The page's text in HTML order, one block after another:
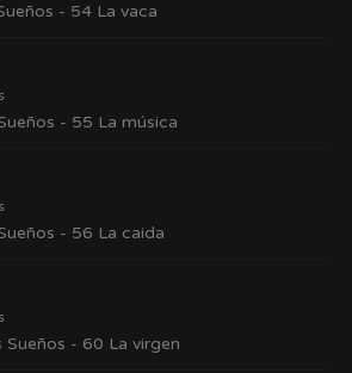
- 54 La vaca
- 55 La música
- 56 La caida
Sueños - 60 La virgen